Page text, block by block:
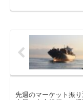
先週のマーケット振